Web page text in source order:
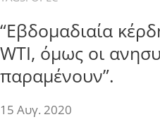
“Εβδομαδιαία
WTI, όμως οι
παραμένουν”.
15 Αυγ. 2020